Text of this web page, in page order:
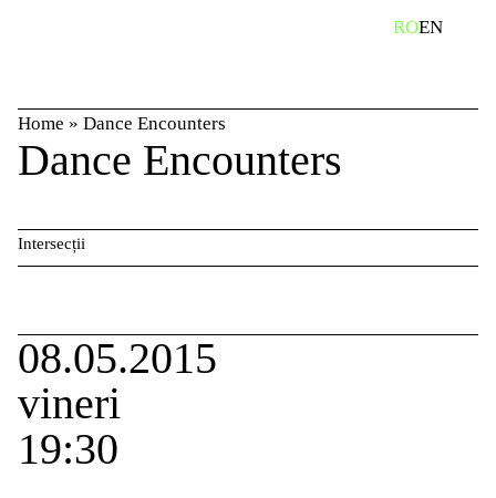
ROEN
Home » Dance Encounters
Dance Encounters
Intersecții
08.05.2015
vineri
19:30